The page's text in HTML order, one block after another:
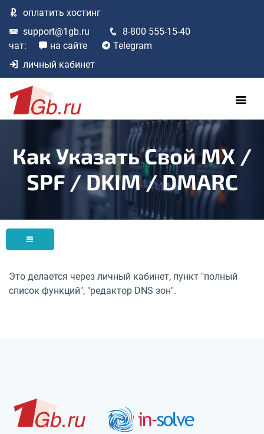
оплатить хостинг
support@1gb.ru
8-800 555-15-40
чат:
на сайте
Telegram
личный кабинет
Как Указать Свой MX /
SPF / DKIM / DMARC
Это делается через личный кабинет, пункт "полный
список функций", "редактор DNS зон".